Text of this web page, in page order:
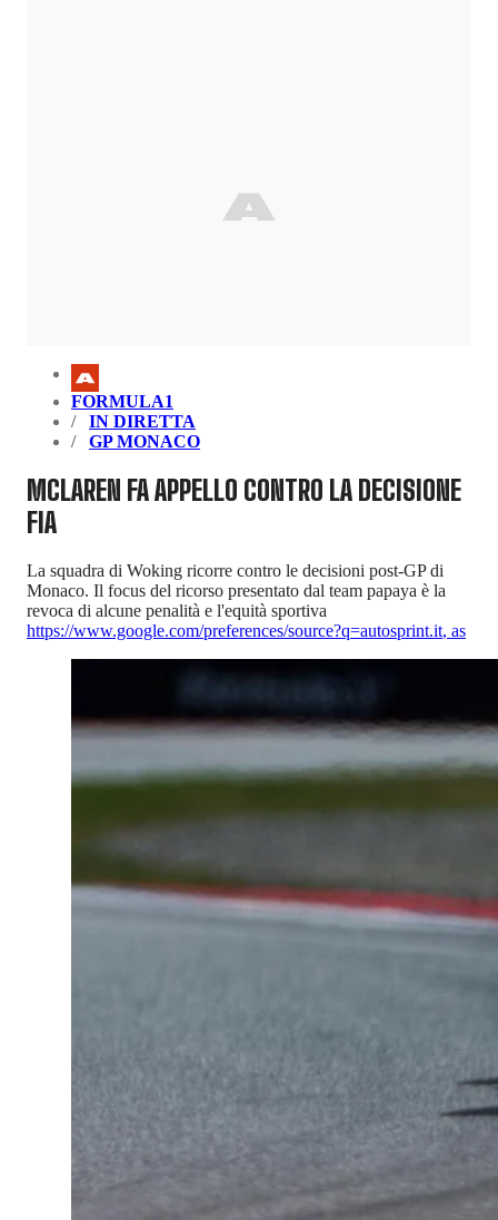
FORMULA1
IN DIRETTA
GP MONACO
MCLAREN FA APPELLO CONTRO LA DECISIONE
FIA
La squadra di Woking ricorre contro le decisioni post-GP di
Monaco. Il focus del ricorso presentato dal team papaya è la
revoca di alcune penalità e l'equità sportiva
https://www.google.com/preferences/source?q=autosprint.it, as